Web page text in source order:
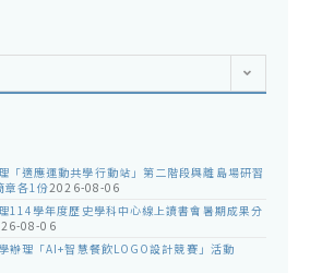
「適應運動共學行動站」第二階段與離島場研習
章各1份2026-08-06
114學年度歷史學科中心線上讀書會暑期成果分
08-06
辦理「AI+智慧餐飲LOGO設計競賽」活動